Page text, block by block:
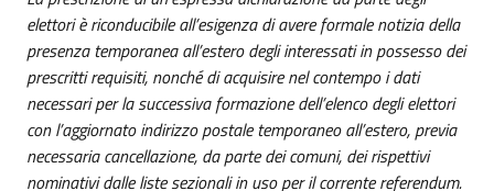
elettori è riconducibile all’esigenza di avere formale notizia della
presenza temporanea all’estero degli interessati in possesso dei
prescritti requisiti, nonché di acquisire nel contempo i dati
necessari per la successiva formazione dell’elenco degli elettori
con l’aggiornato indirizzo postale temporaneo all’estero, previa
necessaria cancellazione, da parte dei comuni, dei rispettivi
nominativi dalle liste sezionali in uso per il corrente referendum.